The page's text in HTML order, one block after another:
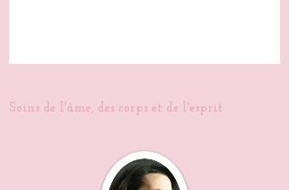
Soins de l'âme, des corps et de l'esprit